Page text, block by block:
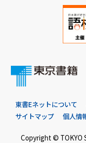
東書Eネットについて
サイトマップ
個人情
Copyright © TOKYO